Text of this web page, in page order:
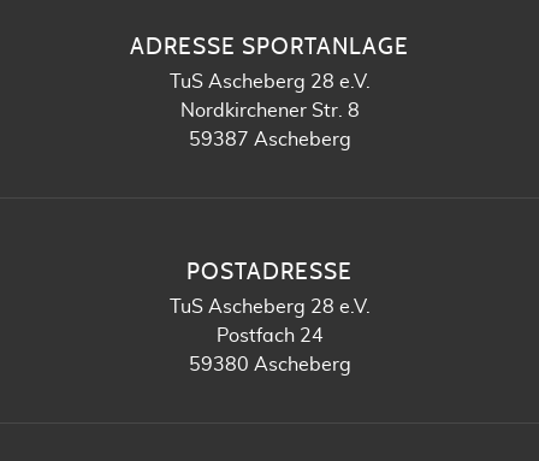
ADRESSE SPORTANLAGE
TuS Ascheberg 28 e.V.
Nordkirchener Str. 8
59387 Ascheberg
POSTADRESSE
TuS Ascheberg 28 e.V.
Postfach 24
59380 Ascheberg